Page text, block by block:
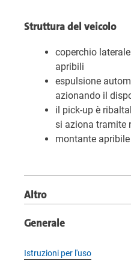
Struttura del veicolo
coperchio
apribili
espulsione
azionando il
il pick-up è
si aziona tramite
montante apribile
Altro
Generale
Istruzioni per l'uso